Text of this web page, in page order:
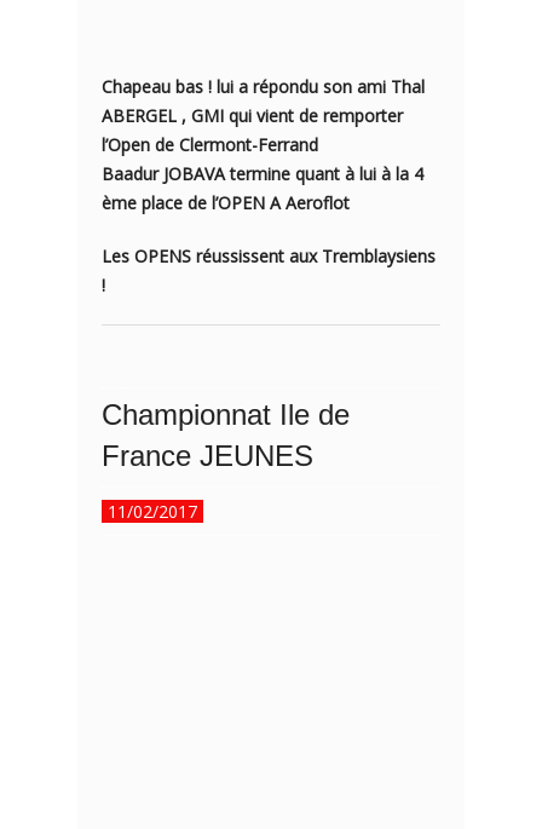
Chapeau bas ! lui a répondu son ami Thal
ABERGEL , GMI qui vient de remporter
l’Open de Clermont-Ferrand
Baadur JOBAVA termine quant à lui à la 4
ème place de l’OPEN A Aeroflot
Les OPENS réussissent aux Tremblaysiens
!
Championnat Ile de
France JEUNES
11/02/2017